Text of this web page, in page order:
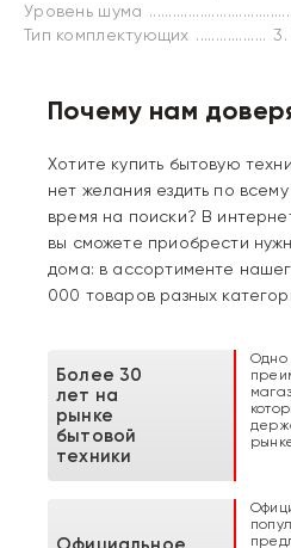
Уровень шума
Тип комплектующих
Почему нам
Хотите купить бытовую
нет желания ездить по
время на поиски? В
вы сможете приобрести
дома: в ассортименте
000 товаров разных
Более 30
лет на
рынке
бытовой
техники
Одно